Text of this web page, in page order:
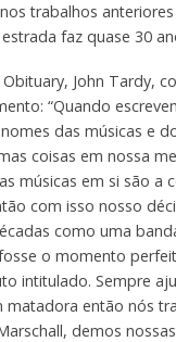
trabalhos
faz quase 30
John Tardy,
“Quando
das músicas e
coisas em nossa
músicas em si são a
com isso nosso
como uma
o momento
intitulado. Sempre
matadora então nós
demos